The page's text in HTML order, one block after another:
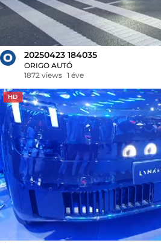
20250423 184035
ORIGO AUTÓ
1872 views 1 éve
HD